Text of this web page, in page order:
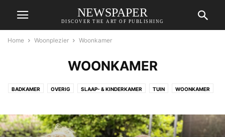
NEWSPAPER
DISCOVER THE ART OF PUBLISHING
Home Woonplezier Woonkamer
WOONKAMER
BADKAMER OVERIG SLAAP- & KINDERKAMER TUIN WOONKAMER